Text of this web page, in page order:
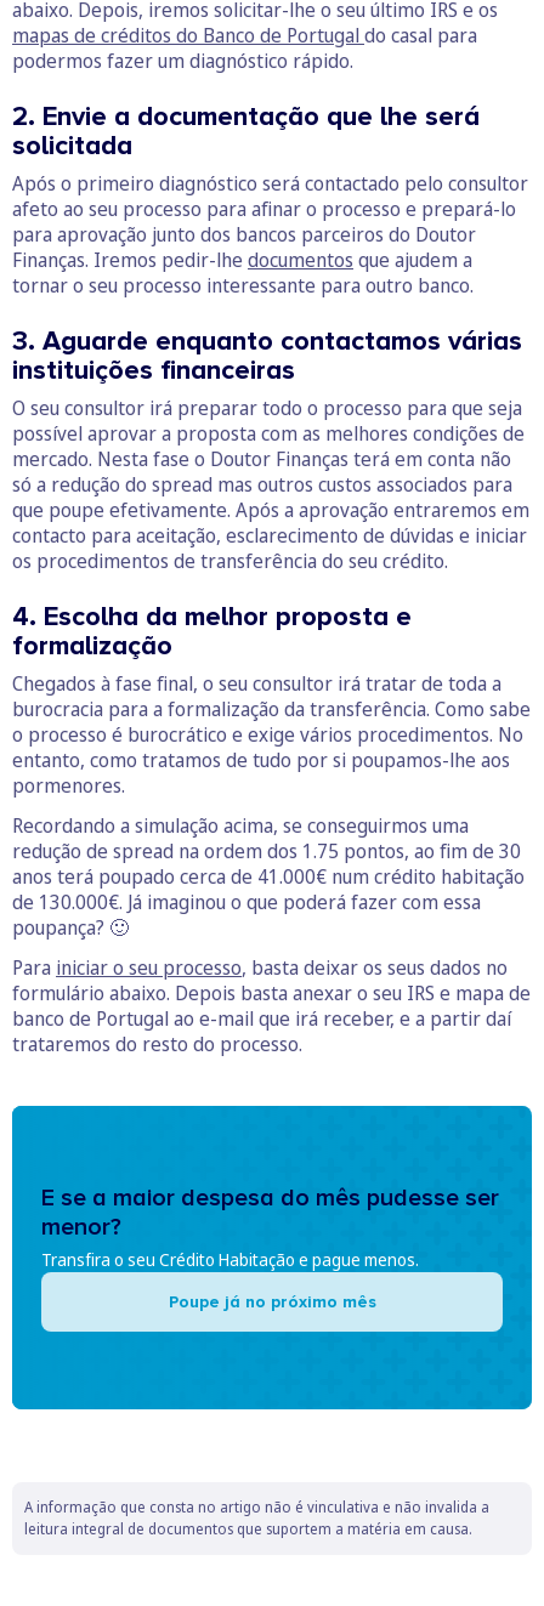
abaixo. Depois, iremos solicitar-lhe o seu último IRS e os
mapas de créditos do Banco de Portugal do casal para
podermos fazer um diagnóstico rápido.
2. Envie a documentação que lhe será
solicitada
Após o primeiro diagnóstico será contactado pelo consultor
afeto ao seu processo para afinar o processo e prepará-lo
para aprovação junto dos bancos parceiros do Doutor
Finanças. Iremos pedir-lhe documentos que ajudem a
tornar o seu processo interessante para outro banco.
3. Aguarde enquanto contactamos várias
instituições financeiras
O seu consultor irá preparar todo o processo para que seja
possível aprovar a proposta com as melhores condições de
mercado. Nesta fase o Doutor Finanças terá em conta não
só a redução do spread mas outros custos associados para
que poupe efetivamente. Após a aprovação entraremos em
contacto para aceitação, esclarecimento de dúvidas e iniciar
os procedimentos de transferência do seu crédito.
4. Escolha da melhor proposta e
formalização
Chegados à fase final, o seu consultor irá tratar de toda a
burocracia para a formalização da transferência. Como sabe
o processo é burocrático e exige vários procedimentos. No
entanto, como tratamos de tudo por si poupamos-lhe aos
pormenores.
Recordando a simulação acima, se conseguirmos uma
redução de spread na ordem dos 1.75 pontos, ao fim de 30
anos terá poupado cerca de 41.000€ num crédito habitação
de 130.000€. Já imaginou o que poderá fazer com essa
poupança? 🙂
Para iniciar o seu processo, basta deixar os seus dados no
formulário abaixo. Depois basta anexar o seu IRS e mapa de
banco de Portugal ao e-mail que irá receber, e a partir daí
trataremos do resto do processo.
E se a maior despesa do mês pudesse ser
menor?
Transfira o seu Crédito Habitação e pague menos.
Poupe já no próximo mês
A informação que consta no artigo não é vinculativa e não invalida a
leitura integral de documentos que suportem a matéria em causa.